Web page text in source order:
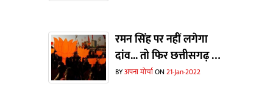
रमन सिंह पर नहीं लगेगा
दांव... तो फिर छत्तीसगढ़ में
भाजपा से कौन होगा सीएम
BYअपना मोर्चाON21-Jan-2022